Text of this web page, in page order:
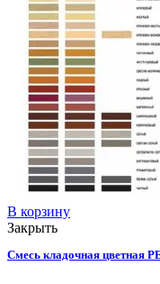
В корзину
Закрыть
Смесь кладочная цветная